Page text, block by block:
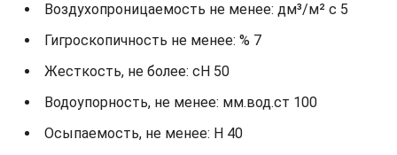
Воздухопроницаемость не менее: дм³/м² с 5
Гигроскопичность не менее: % 7
Жесткость, не более: cH 50
Водоупорность, не менее: мм.вод.ст 100
Осыпаемость, не менее: H 40